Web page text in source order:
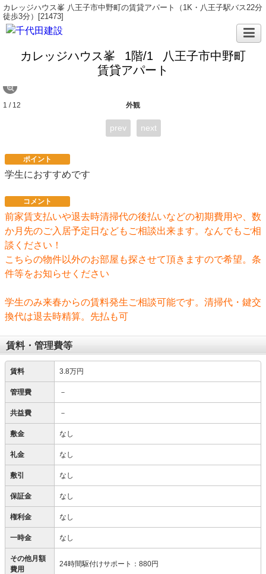
カレッジハウス峯 八王子市中野町の賃貸アパート（1K・八王子駅バス22分
徒歩3分）[21473]
カレッジハウス峯 1階/1
八王子市中野町
賃貸アパート
外観
1 / 12
prev next
ポイント
学生におすすめです
コメント
前家賃支払いや退去時清掃代の後払いなどの初期費用や、数
か月先のご入居予定日などもご相談出来ます。なんでもご相
談ください！
こちらの物件以外のお部屋も探させて頂きますので希望。条
件等をお知らせください
学生のみ来春からの賃料発生ご相談可能です。清掃代・鍵交
換代は退去時精算。先払も可
賃料・管理費等
賃料 3.8万円
管理費 －
共益費 －
敷金 なし
礼金 なし
敷引 なし
保証金 なし
権利金 なし
一時金 なし
その他月額
費用
24時間駆付けサポート ： 880円